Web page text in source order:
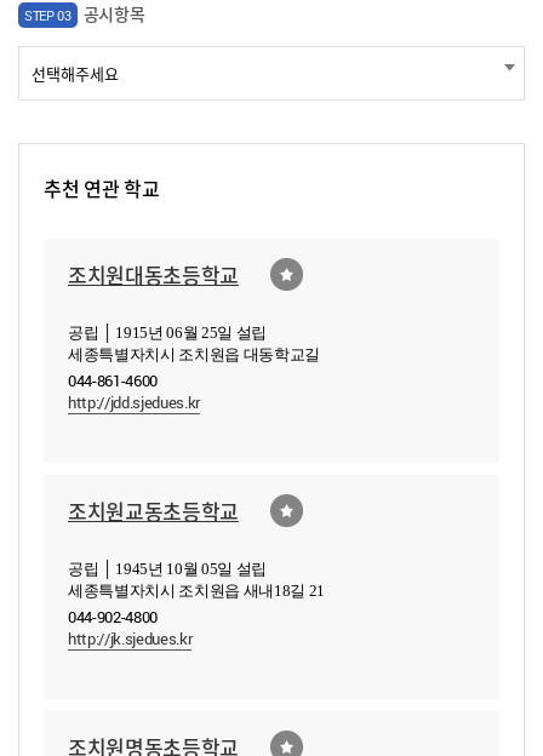
STEP 03 공시항목
추천 연관 학교
조치원대동초등학교
공립 │ 1915년 06월 25일 설립
세종특별자치시 조치원읍 대동학교길
044-861-4600
http://jdd.sjedues.kr
조치원교동초등학교
공립 │ 1945년 10월 05일 설립
세종특별자치시 조치원읍 새내18길 21
044-902-4800
http://jk.sjedues.kr
조치원명동초등학교